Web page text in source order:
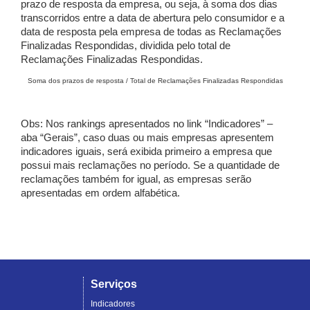
prazo de resposta da empresa, ou seja, à soma dos dias
transcorridos entre a data de abertura pelo consumidor e a
data de resposta pela empresa de todas as Reclamações
Finalizadas Respondidas, dividida pelo total de
Reclamações Finalizadas Respondidas.
Soma dos prazos de resposta / Total de Reclamações Finalizadas Respondidas
Obs: Nos rankings apresentados no link “Indicadores” –
aba “Gerais”, caso duas ou mais empresas apresentem
indicadores iguais, será exibida primeiro a empresa que
possui mais reclamações no período. Se a quantidade de
reclamações também for igual, as empresas serão
apresentadas em ordem alfabética.
Serviços
Indicadores